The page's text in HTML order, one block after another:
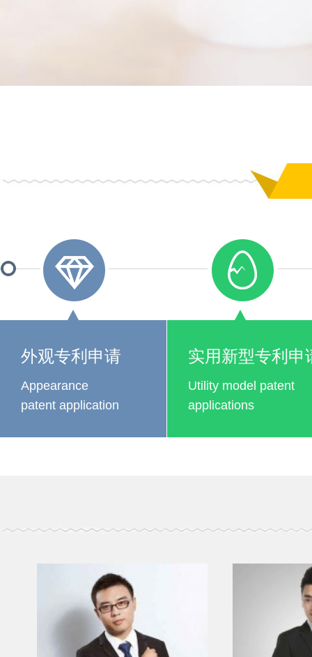
外观专利申请
Appearance
patent application
实用新型专利申
Utility model patent
applications